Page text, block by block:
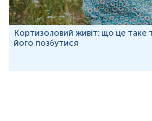
Кортизоловий живіт: що це таке
його позбутися